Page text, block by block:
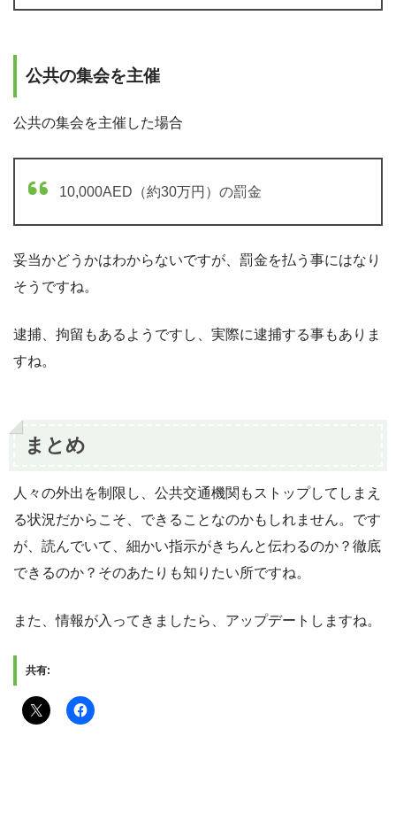
公共の集会を主催
公共の集会を主催した場合
10,000AED（約30万円）の罰金
妥当かどうかはわからないですが、罰金を払う事にはなり
そうですね。
逮捕、拘留もあるようですし、実際に逮捕する事もありま
すね。
まとめ
人々の外出を制限し、公共交通機関もストップしてしまえ
る状況だからこそ、できることなのかもしれません。です
が、読んでいて、細かい指示がきちんと伝わるのか？徹底
できるのか？そのあたりも知りたい所ですね。
また、情報が入ってきましたら、アップデートしますね。
共有: